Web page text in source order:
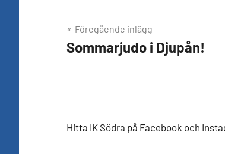
Inläggsnavigering
Föregående inlägg
Sommarjudo i Djupån!
Hitta IK Södra på Facebook och